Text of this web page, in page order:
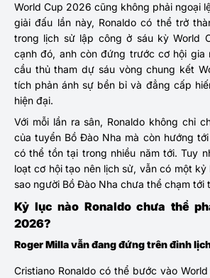
World Cup 2026 cũng không phải ngoại
giải đấu lần này, Ronaldo có thể trở
trong lịch sử lập công ở sáu kỳ World
cạnh đó, anh còn đứng trước cơ hội gia
cầu thủ tham dự sáu vòng chung kết
tích phản ánh sự bền bỉ và đẳng cấp
hiện đại.
Với mỗi lần ra sân, Ronaldo không chỉ
của tuyển Bồ Đào Nha mà còn hướng
có thể tồn tại trong nhiều năm tới. Tuy
loạt cơ hội tạo nên lịch sử, vẫn có một
sao người Bồ Đào Nha chưa thể chạm tới
Kỷ lục nào Ronaldo chưa thể
2026?
Roger Milla vẫn đang đứng trên đỉnh
Cristiano Ronaldo có thể bước vào